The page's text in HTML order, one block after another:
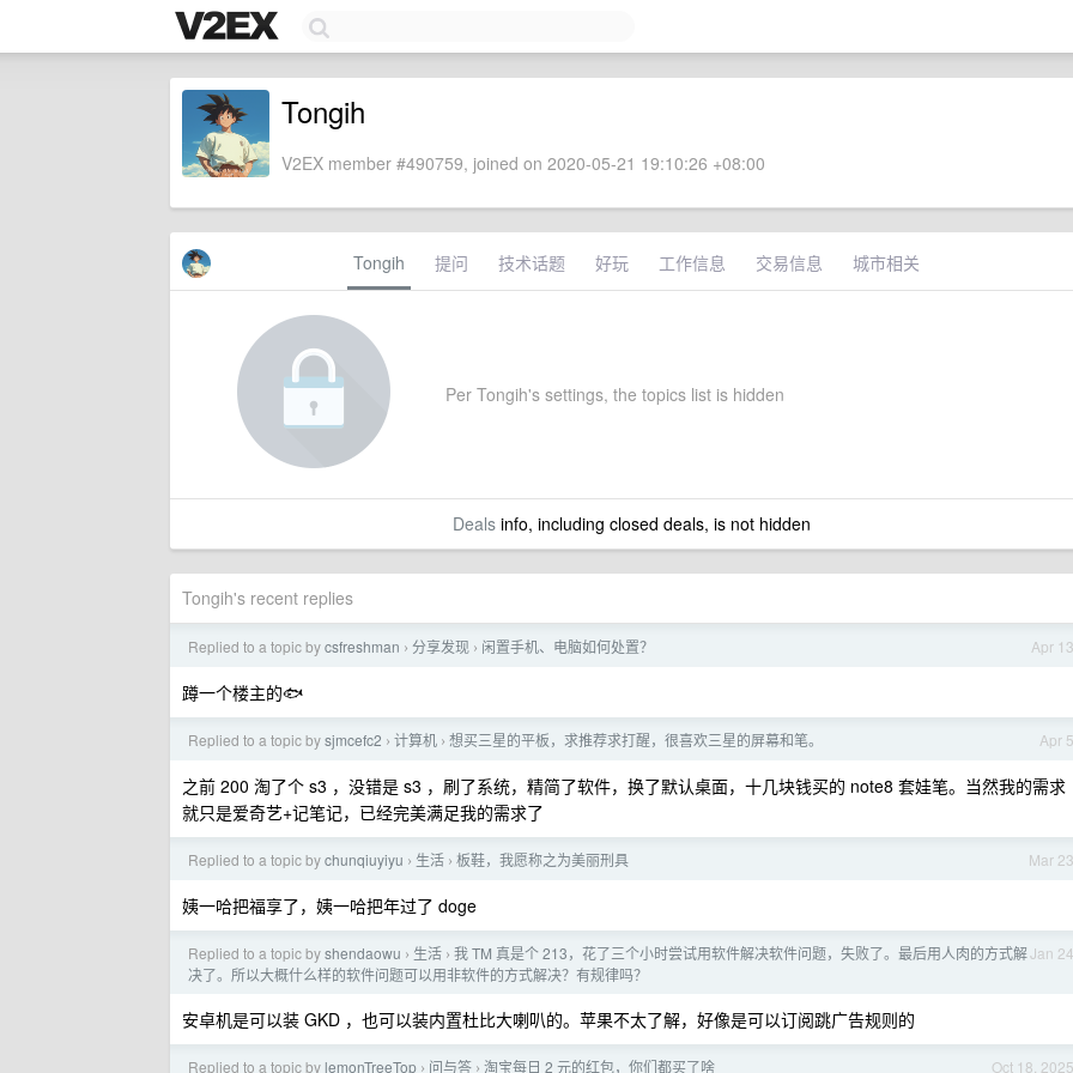
Tongih
V2EX member #490759, joined on 2020-05-21 19:10:26 +08:00
Tongih 提问 技术话题 好玩 工作信息 交易信息 城市相关
Per Tongih's settings, the topics list is hidden
Dealsinfo, including closed deals, is not hidden
Tongih's recent replies
Apr 13
Replied to a topic bycsfreshman › 分享发现 › 闲置手机、电脑如何处置？
蹲一个楼主的🐟
Apr 5
Replied to a topic bysjmcefc2 › 计算机 › 想买三星的平板，求推荐求打醒，很喜欢三星的屏幕和笔。
之前 200 淘了个 s3 ，没错是 s3 ，刷了系统，精简了软件，换了默认桌面，十几块钱买的 note8 套娃笔。当然我的需求
就只是爱奇艺+记笔记，已经完美满足我的需求了
Mar 23
Replied to a topic bychunqiuyiyu › 生活 › 板鞋，我愿称之为美丽刑具
姨一哈把福享了，姨一哈把年过了 doge
Jan 24
Replied to a topic byshendaowu › 生活 › 我 TM 真是个 213，花了三个小时尝试用软件解决软件问题，失败了。最后用人肉的方式解
决了。所以大概什么样的软件问题可以用非软件的方式解决？有规律吗？
安卓机是可以装 GKD ，也可以装内置杜比大喇叭的。苹果不太了解，好像是可以订阅跳广告规则的
Oct 18, 2025
Replied to a topic by lemonTreeTop › 问与答 › 淘宝每日 2 元的红包，你们都买了啥